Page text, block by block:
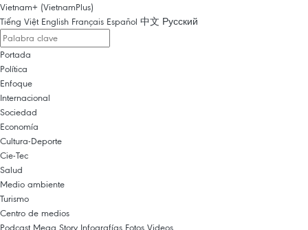
Vietnam+ (VietnamPlus)
Tiếng Việt English Français Español 中文 Русский
Portada
Política
Enfoque
Internacional
Sociedad
Economía
Cultura-Deporte
Cie-Tec
Salud
Medio ambiente
Turismo
Centro de medios
Podcast Mega Story Infografías Fotos Videos